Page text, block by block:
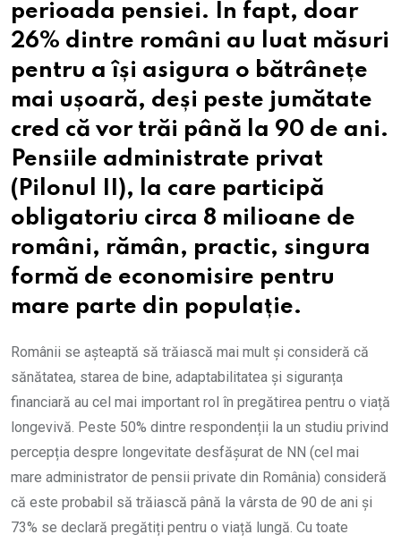
perioada pensiei. În fapt, doar
26% dintre români au luat măsuri
pentru a își asigura o bătrânețe
mai ușoară, deși peste jumătate
cred că vor trăi până la 90 de ani.
Pensiile administrate privat
(Pilonul II), la care participă
obligatoriu circa 8 milioane de
români, rămân, practic, singura
formă de economisire pentru
mare parte din populație.
Românii se așteaptă să trăiască mai mult și consideră că
sănătatea, starea de bine, adaptabilitatea și siguranța
financiară au cel mai important rol în pregătirea pentru o viață
longevivă. Peste 50% dintre respondenții la un studiu privind
percepția despre longevitate desfășurat de NN (cel mai
mare administrator de pensii private din România) consideră
că este probabil să trăiască până la vârsta de 90 de ani și
73% se declară pregătiți pentru o viață lungă. Cu toate